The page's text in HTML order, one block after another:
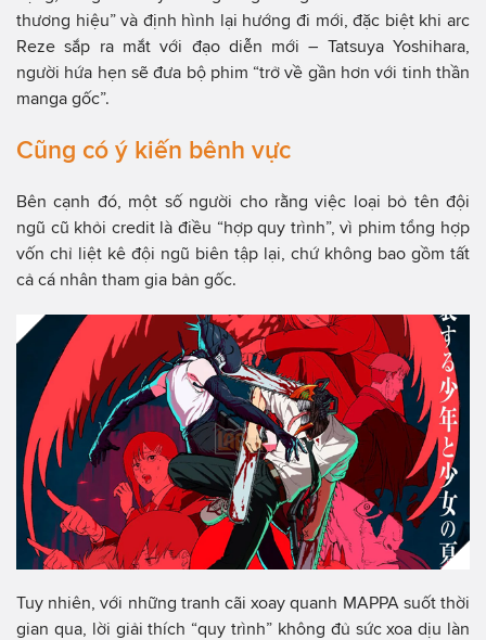
thương hiệu” và định hình lại hướng đi mới, đặc biệt khi arc
Reze sắp ra mắt với đạo diễn mới – Tatsuya Yoshihara,
người hứa hẹn sẽ đưa bộ phim “trở về gần hơn với tinh thần
manga gốc”.
Cũng có ý kiến bênh vực
Bên cạnh đó, một số người cho rằng việc loại bỏ tên đội
ngũ cũ khỏi credit là điều “hợp quy trình”, vì phim tổng hợp
vốn chỉ liệt kê đội ngũ biên tập lại, chứ không bao gồm tất
cả cá nhân tham gia bản gốc.
Tuy nhiên, với những tranh cãi xoay quanh MAPPA suốt thời
gian qua, lời giải thích “quy trình” không đủ sức xoa dịu làn